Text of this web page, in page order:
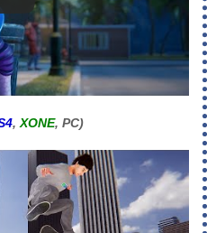
,XONE, PC)